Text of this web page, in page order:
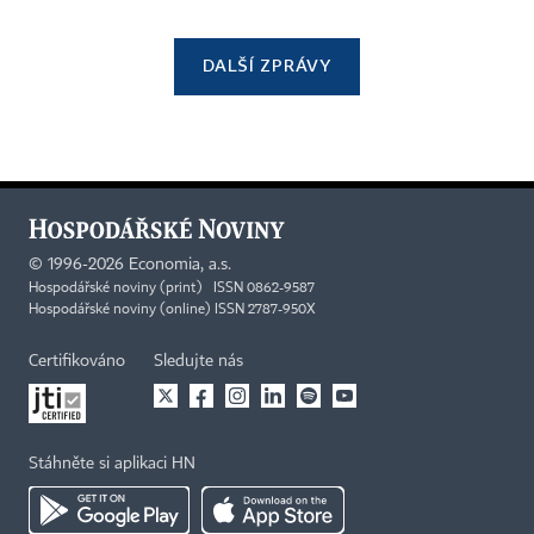
DALŠÍ ZPRÁVY
© 1996-2026 Economia, a.s.
Hospodářské noviny (print) ISSN 0862-9587
Hospodářské noviny (online) ISSN 2787-950X
Certifikováno Sledujte nás
Stáhněte si aplikaci HN